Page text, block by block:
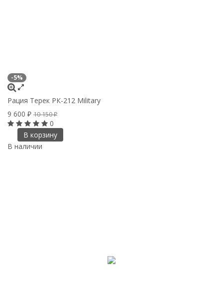
-5%
Рация Терек РК-212 Military
9 600 ₽ 10 150₽
0
В корзину
В наличии